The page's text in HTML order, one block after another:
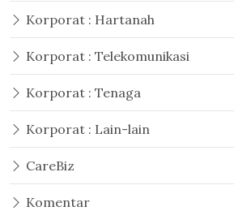
Korporat : Hartanah
Korporat : Telekomunikasi
Korporat : Tenaga
Korporat : Lain-lain
CareBiz
Komentar